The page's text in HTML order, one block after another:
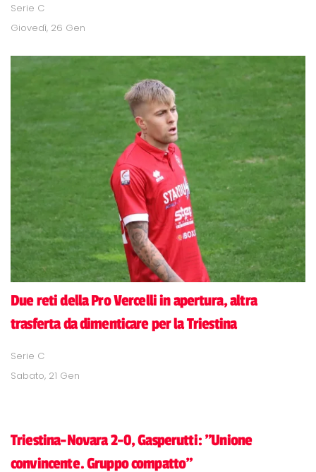
Serie C
Giovedì, 26 Gen
Due reti della Pro Vercelli in apertura, altra
trasferta da dimenticare per la Triestina
Serie C
Sabato, 21 Gen
Triestina-Novara 2-0, Gasperutti: "Unione
convincente. Gruppo compatto"